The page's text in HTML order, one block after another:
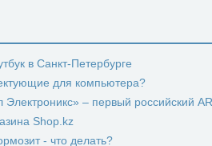
в Санкт-Петербурге
для компьютера?
Электроникс» – первый российский
Shop.kz
- что делать?